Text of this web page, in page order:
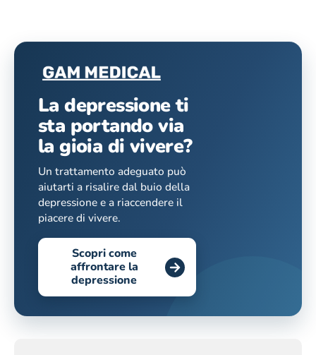
La depressione ti
sta portando via
la gioia di vivere?
Un trattamento adeguato può
aiutarti a risalire dal buio della
depressione e a riaccendere il
piacere di vivere.
Scopri come
affrontare la
depressione